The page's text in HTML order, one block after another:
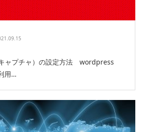
ャプチャ）の設定方法 wordpress
用…